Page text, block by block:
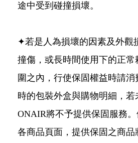
途中受到碰撞損壞。
✦若是人為損壞的因素及外觀
撞傷，或長時間使用下的正常
圍之內，行使保固權益時請
時的包裝外盒與購物明細，若
ONAIR將不予提供保固服務
各商品頁面，提供保固之商品